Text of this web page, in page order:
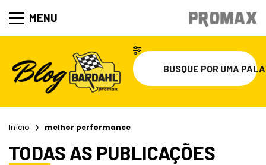
MENU
Início melhor performance
TODAS AS PUBLICAÇÕES